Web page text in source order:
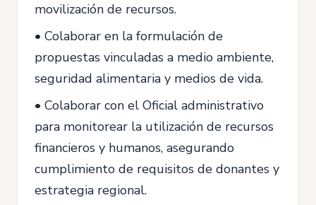
movilización de recursos.
• Colaborar en la formulación de
propuestas vinculadas a medio ambiente,
seguridad alimentaria y medios de vida.
• Colaborar con el Oficial administrativo
para monitorear la utilización de recursos
financieros y humanos, asegurando
cumplimiento de requisitos de donantes y
estrategia regional.